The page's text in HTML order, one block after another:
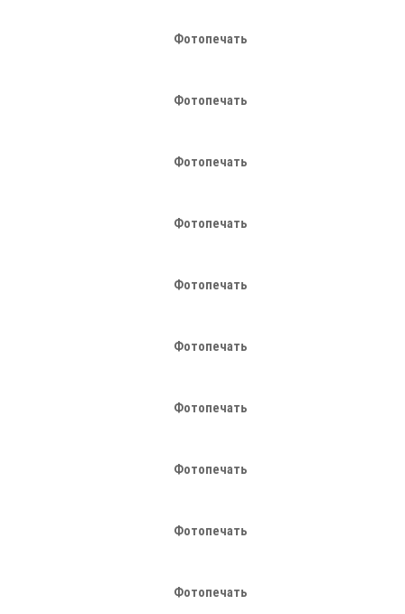
Фотопечать
Фотопечать
Фотопечать
Фотопечать
Фотопечать
Фотопечать
Фотопечать
Фотопечать
Фотопечать
Фотопечать